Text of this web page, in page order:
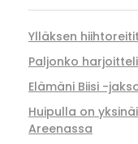
Ylläksen
Paljonko
Elämäni Biisi -
Huipulla on
Areenassa